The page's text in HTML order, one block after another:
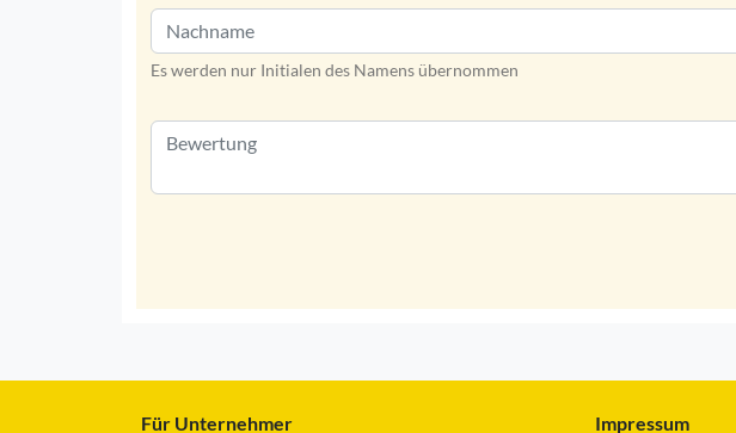
Es werden nur Initialen des Namens übernommen
Für Unternehmer Impressum